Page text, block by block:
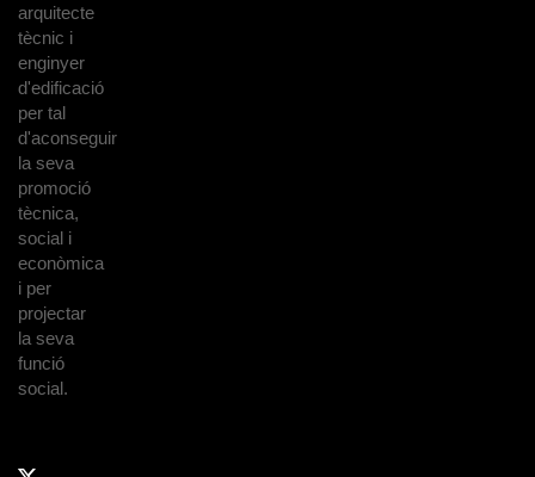
arquitecte
tècnic i
enginyer
d'edificació
per tal
d'aconseguir
la seva
promoció
tècnica,
social i
econòmica
i per
projectar
la seva
funció
social.